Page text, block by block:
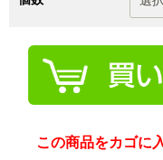
この商品をカゴに